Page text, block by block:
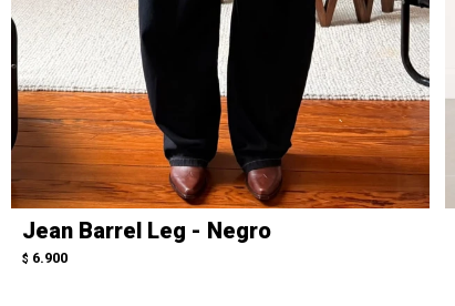
Jean Barrel Leg - Negro
$ 6.900